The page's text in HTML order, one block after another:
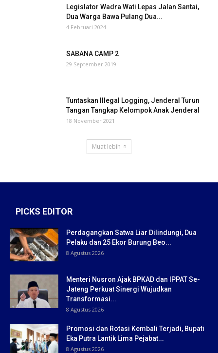
Legislator Wadra Wati Lepas Jalan Santai,
Dua Warga Bawa Pulang Dua...
4 Februari 2024
SABANA CAMP 2
29 September 2019
Tuntaskan Illegal Logging, Jenderal Turun
Tangan Tangkap Kelompok Anak Jenderal
18 November 2021
Muat lebih
PICKS EDITOR
Perdagangkan Satwa Liar Dilindungi, Dua
Pelaku dan 25 Ekor Burung Beo...
8 Agustus 2026
Menteri Nusron Ajak BPKAD dan IPPAT Se-
Jateng Perkuat Sinergi Wujudkan
Transformasi...
8 Agustus 2026
Promosi dan Rotasi Kembali Terjadi, Bupati
Eka Putra Lantik Lima Pejabat...
8 Agustus 2026